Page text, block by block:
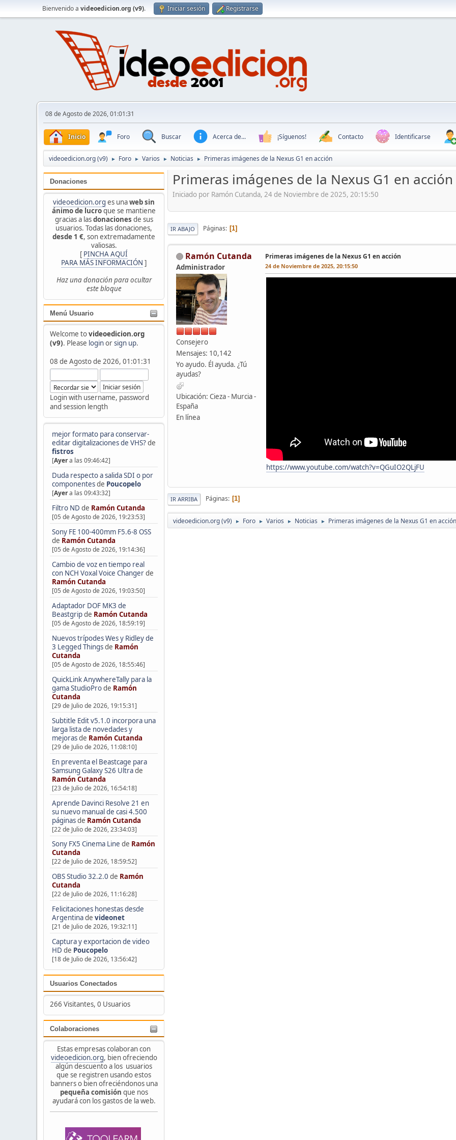
Bienvenido a videoedicion.org (v9). Iniciar sesión Registrarse
08 de Agosto de 2026, 01:01:31
Inicio Foro Buscar Acerca de... ¡Síguenos! Contacto Identificarse
videoedicion.org (v9) ► Foro ► Varios ► Noticias ► Primeras imágenes de la Nexus G1 en acción
Donaciones
videoedicion.org es unaweb sin
ánimo de lucroque se mantiene
gracias a lasdonaciones de sus
usuarios. Todas las donaciones,
desde 1 €, son extremadamente
valiosas.
[ PINCHA AQUÍ
PARA MÁS INFORMACIÓN ]
Haz una donación para ocultar
este bloque
Menú Usuario
Welcome tovideoedicion.org
(v9). Please loginorsign up.
08 de Agosto de 2026, 01:01:31
Login with username, password
and session length
mejor formato para conservar-
editar digitalizaciones de VHS?de
fistros
[Ayera las 09:46:42]
Duda respecto a salida SDI o por
componentesde Poucopelo
[Ayera las 09:43:32]
Filtro ND de Ramón Cutanda
[05 de Agosto de 2026, 19:23:53]
Sony FE 100-400mm F5.6-8 OSS
de Ramón Cutanda
[05 de Agosto de 2026, 19:14:36]
Cambio de voz en tiempo real
con NCH Voxal Voice Changerde
Ramón Cutanda
[05 de Agosto de 2026, 19:03:50]
Adaptador DOF MK3 de
Beastgripde Ramón Cutanda
[05 de Agosto de 2026, 18:59:19]
Nuevos trípodes Wes y Ridley de
3 Legged Thingsde Ramón
Cutanda
[05 de Agosto de 2026, 18:55:46]
QuickLink AnywhereTally para la
gama StudioProde Ramón
Cutanda
[29 de Julio de 2026, 19:15:31]
Subtitle Edit v5.1.0 incorpora una
larga lista de novedades y
mejorasde Ramón Cutanda
[29 de Julio de 2026, 11:08:10]
En preventa el Beastcage para
Samsung Galaxy S26 Ultrade
Ramón Cutanda
[23 de Julio de 2026, 16:54:18]
Aprende Davinci Resolve 21 en
su nuevo manual de casi 4.500
páginasde Ramón Cutanda
[22 de Julio de 2026, 23:34:03]
Sony FX5 Cinema Line de Ramón
Cutanda
[22 de Julio de 2026, 18:59:52]
OBS Studio 32.2.0 de Ramón
Cutanda
[22 de Julio de 2026, 11:16:28]
Felicitaciones honestas desde
Argentinade videonet
[21 de Julio de 2026, 19:32:11]
Captura y exportacion de video
HD de Poucopelo
[18 de Julio de 2026, 13:56:42]
Usuarios Conectados
266 Visitantes, 0 Usuarios
Colaboraciones
Estas empresas colaboran con
videoedicion.org, bien ofreciendo
algún descuento a los usuarios
que se registren usando estos
banners o bien ofreciéndonos una
pequeña comisión que nos
ayudará con los gastos de la web.
Primeras imágenes de la Nexus G1 en acción
Iniciado por Ramón Cutanda, 24 de Noviembre de 2025, 20:15:50
IR ABAJO Páginas 1
Ramón Cutanda
Administrador
Consejero
Mensajes: 10,142
Yo ayudo. Él ayuda. ¿Tú
ayudas?
Ubicación: Cieza - Murcia -
España
En línea
Primeras imágenes de la Nexus G1 en acción
24 de Noviembre de 2025, 20:15:50
https://www.youtube.com/watch?v=QGuIO2QLjFU
IR ARRIBA Páginas 1
videoedicion.org (v9) ► Foro ► Varios ► Noticias ► Primeras imágenes de la Nexus G1 en acción